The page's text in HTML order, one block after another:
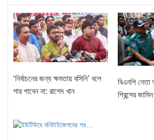
‘নির্বাচনের জন্য ক্ষমতায় বসিনি’ বলে
পার পাবেন না: রাশেদ খান
বিএনপি
প্রিন্সের